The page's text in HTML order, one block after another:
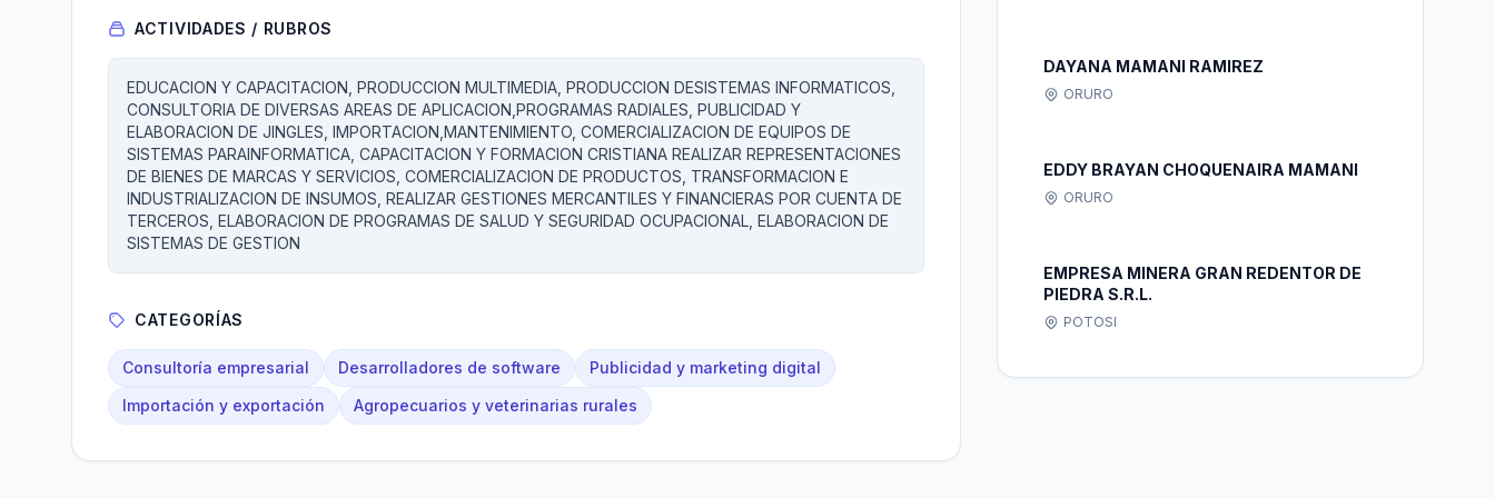
ACTIVIDADES / RUBROS
EDUCACION Y CAPACITACION, PRODUCCION MULTIMEDIA, PRODUCCION DESISTEMAS INFORMATICOS,
CONSULTORIA DE DIVERSAS AREAS DE APLICACION,PROGRAMAS RADIALES, PUBLICIDAD Y
ELABORACION DE JINGLES, IMPORTACION,MANTENIMIENTO, COMERCIALIZACION DE EQUIPOS DE
SISTEMAS PARAINFORMATICA, CAPACITACION Y FORMACION CRISTIANA REALIZAR REPRESENTACIONES
DE BIENES DE MARCAS Y SERVICIOS, COMERCIALIZACION DE PRODUCTOS, TRANSFORMACION E
INDUSTRIALIZACION DE INSUMOS, REALIZAR GESTIONES MERCANTILES Y FINANCIERAS POR CUENTA DE
TERCEROS, ELABORACION DE PROGRAMAS DE SALUD Y SEGURIDAD OCUPACIONAL, ELABORACION DE
SISTEMAS DE GESTION
CATEGORÍAS
Consultoría empresarial Desarrolladores de software
Publicidad y marketing digital
Importación y exportación
Agropecuarios y veterinarias rurales
DAYANA MAMANI RAMIREZ
ORURO
EDDY BRAYAN CHOQUENAIRA MAMANI
ORURO
EMPRESA MINERA GRAN REDENTOR DE
PIEDRA S.R.L.
POTOSI